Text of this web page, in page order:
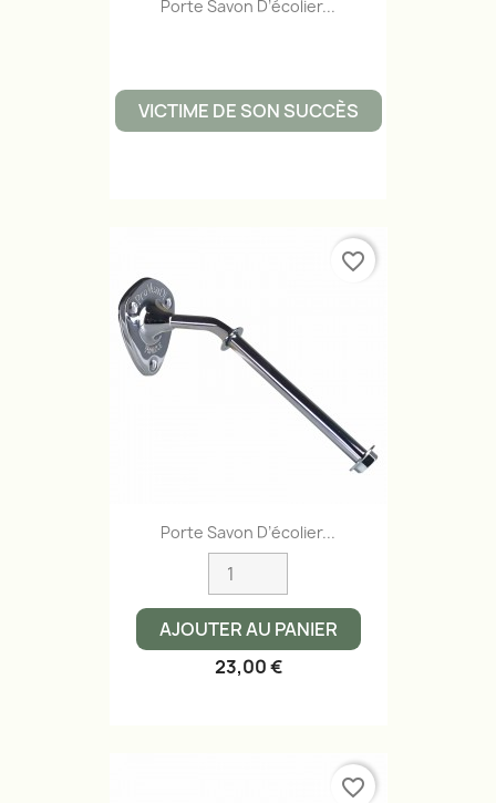
Porte Savon D’écolier...
VICTIME DE SON SUCCÈS
Porte Savon D’écolier...
AJOUTER AU PANIER
23,00 €
favorite_border
favorite_border